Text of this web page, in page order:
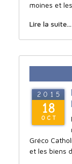
moines et
Lire la suite...
2015
18
OCT
Gréco
et les biens